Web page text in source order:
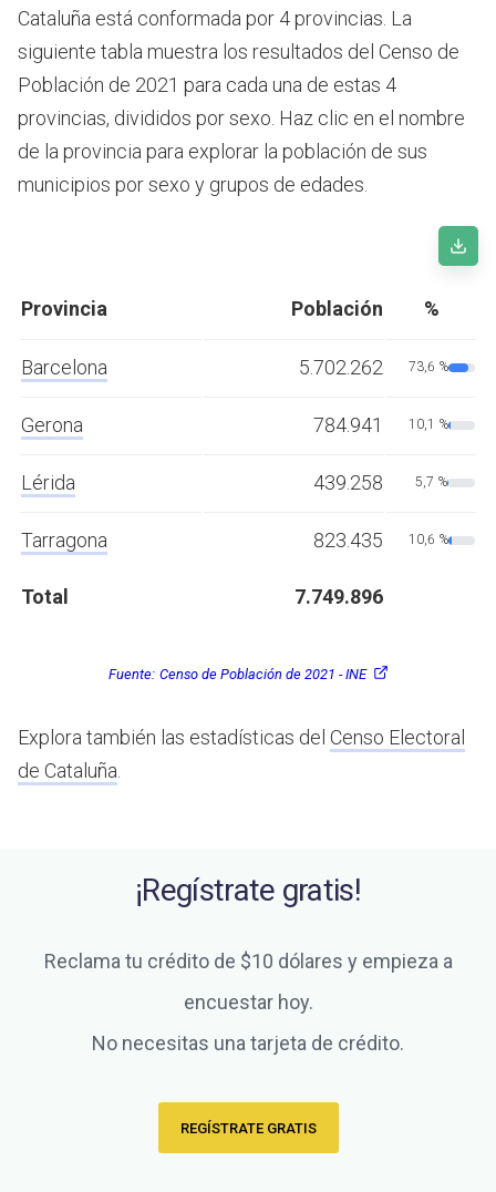
Cataluña está conformada por 4 provincias. La
siguiente tabla muestra los resultados del Censo de
Población de 2021 para cada una de estas 4
provincias, divididos por sexo. Haz clic en el nombre
de la provincia para explorar la población de sus
municipios por sexo y grupos de edades.
Provincia Población %
Barcelona 5.702.262 73,6 %
Gerona 784.941 10,1 %
Lérida 439.258 5,7 %
Tarragona 823.435 10,6 %
Total 7.749.896
Fuente: Censo de Población de 2021 - INE
Explora también las estadísticas del Censo Electoral
de Cataluña.
¡Regístrate gratis!
Reclama tu crédito de $10 dólares y empieza a
encuestar hoy.
No necesitas una tarjeta de crédito.
REGÍSTRATE GRATIS